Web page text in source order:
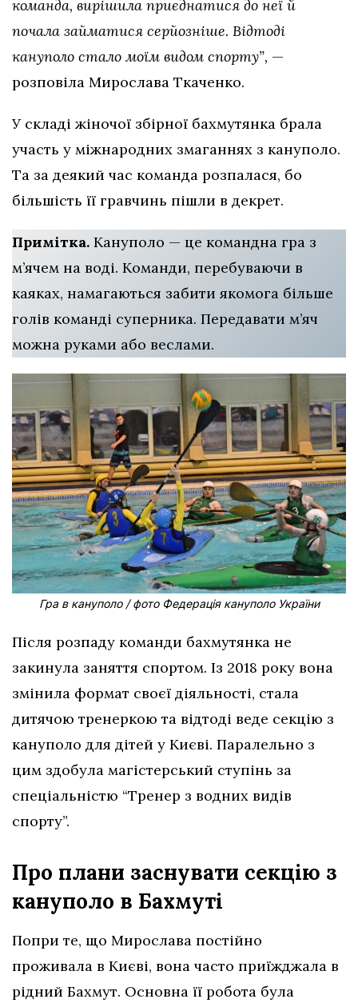
команда, вирішила приєднатися до неї й
почала займатися серйозніше. Відтоді
кануполо стало моїм видом спорту”, —
розповіла Мирослава Ткаченко.
У складі жіночої збірної бахмутянка брала
участь у міжнародних змаганнях з кануполо.
Та за деякий час команда розпалася, бо
більшість її гравчинь пішли в декрет.
Примітка. Кануполо — це командна гра з
м’ячем на воді. Команди, перебуваючи в
каяках, намагаються забити якомога більше
голів команді суперника. Передавати м’яч
можна руками або веслами.
Гра в кануполо / фото Федерація кануполо України
Після розпаду команди бахмутянка не
закинула заняття спортом. Із 2018 року вона
змінила формат своєї діяльності, стала
дитячою тренеркою та відтоді веде секцію з
кануполо для дітей у Києві. Паралельно з
цим здобула магістерський ступінь за
спеціальністю “Тренер з водних видів
спорту”.
Про плани заснувати секцію з
кануполо в Бахмуті
Попри те, що Мирослава постійно
проживала в Києві, вона часто приїжджала в
рідний Бахмут. Основна її робота була